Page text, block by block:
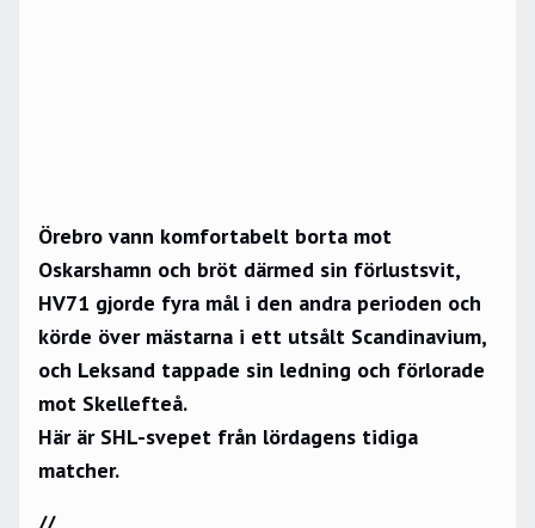
Örebro vann komfortabelt borta mot
Oskarshamn och bröt därmed sin förlustsvit,
HV71 gjorde fyra mål i den andra perioden och
körde över mästarna i ett utsålt Scandinavium,
och Leksand tappade sin ledning och förlorade
mot Skellefteå.
Här är SHL-svepet från lördagens tidiga
matcher.